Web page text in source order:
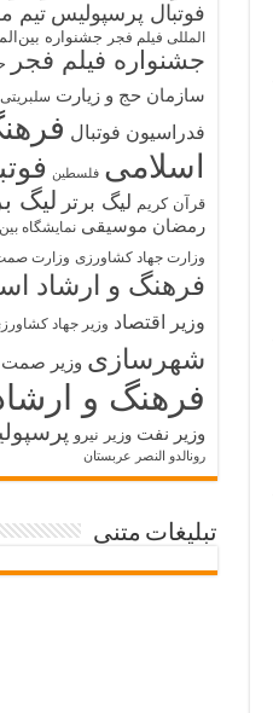
فوتبال پرسپولیس تیم
المللی فیلم فجر جشنواره
جشنواره فیلم فجر
سازمان حج و زیارت
فدراسیون فوتبال
اسلامی فلسطین
قرآن کریم لیگ برتر لیگ
رمضان موسیقی نمایشگاه
وزارت جهاد کشاورزی وزارت
فرهنگ و ارشاد
وزیر اقتصاد وزیر جهاد
شهرسازی وزیر صمت
فرهنگ و
وزیر نفت وزیر نیرو
رونالدو النصر عربستان
تبلیغات متنی